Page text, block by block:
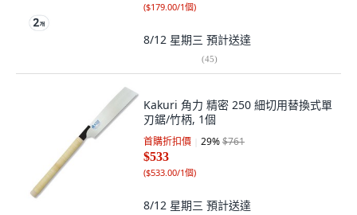
($179.00/1個)
8/12 星期三 預計送達
(45)
Kakuri 角力 精密 250 細切用替換式單
刃鋸/竹柄, 1個
首購折扣價 29%$761
$533
($533.00/1個)
8/12 星期三 預計送達